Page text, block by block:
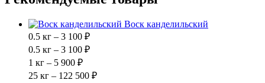
Воск канделильский
0.5 кг – 3 100 ₽
0.5 кг – 3 100 ₽
1 кг – 5 900 ₽
25 кг – 122 500 ₽